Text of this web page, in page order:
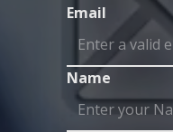
Email
Name